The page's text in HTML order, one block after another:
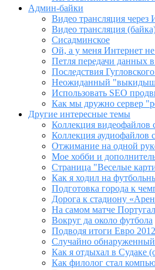
Админ-байки
Видео трансляция через
Видео трансляция
Сисадминское
Ой, а у меня Интернет не
Петля передачи данных в
Последствия
Неожиданный
Использовать SEO
Как мы дружно сервер
Другие интересные темы
Коллекция видеофайлов
Коллекция аудиофайлов
Отжимание на одной
Мое хобби и
Страница "Веселые
Как я ходил на
Подготовка города к
Дорога к стадиону
На самом матче
Вокруг да около футбола
Подводя итоги Евро 2012
Случайно
Как я отдыхал в Судаке
Как филолог стал